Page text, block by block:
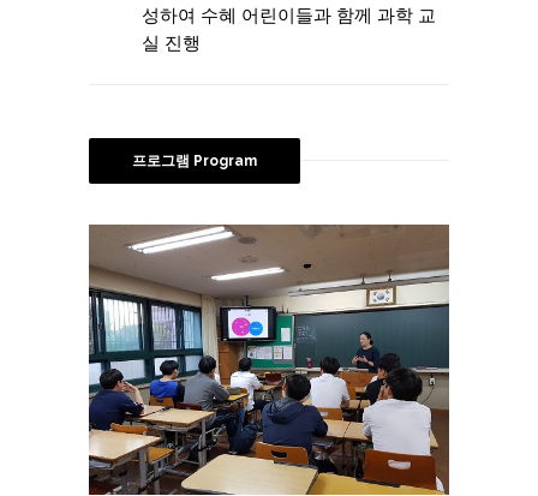
성하여 수혜 어린이들과 함께 과학 교
실 진행
프로그램 Program